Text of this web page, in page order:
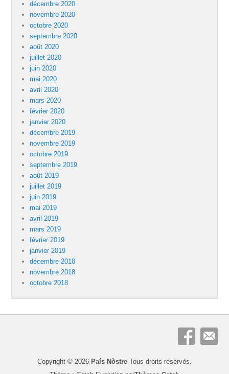
décembre 2020
novembre 2020
octobre 2020
septembre 2020
août 2020
juillet 2020
juin 2020
mai 2020
avril 2020
mars 2020
février 2020
janvier 2020
décembre 2019
novembre 2019
octobre 2019
septembre 2019
août 2019
juillet 2019
juin 2019
mai 2019
avril 2019
mars 2019
février 2019
janvier 2019
décembre 2018
novembre 2018
octobre 2018
Copyright © 2026 País Nòstre Tous droits réservés.